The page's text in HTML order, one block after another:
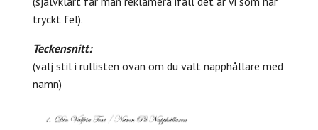
tryckt fel).
Teckensnitt:
(välj stil i rullisten ovan om du valt napphållare med
namn)